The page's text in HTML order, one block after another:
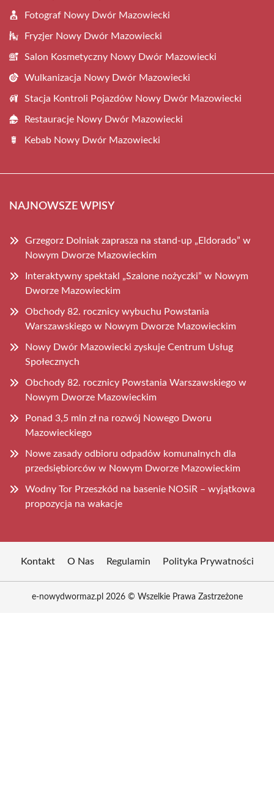
Fotograf Nowy Dwór Mazowiecki
Fryzjer Nowy Dwór Mazowiecki
Salon Kosmetyczny Nowy Dwór Mazowiecki
Wulkanizacja Nowy Dwór Mazowiecki
Stacja Kontroli Pojazdów Nowy Dwór Mazowiecki
Restauracje Nowy Dwór Mazowiecki
Kebab Nowy Dwór Mazowiecki
NAJNOWSZE WPISY
Grzegorz Dolniak zaprasza na stand-up „Eldorado” w
Nowym Dworze Mazowieckim
Interaktywny spektakl „Szalone nożyczki” w Nowym
Dworze Mazowieckim
Obchody 82. rocznicy wybuchu Powstania
Warszawskiego w Nowym Dworze Mazowieckim
Nowy Dwór Mazowiecki zyskuje Centrum Usług
Społecznych
Obchody 82. rocznicy Powstania Warszawskiego w
Nowym Dworze Mazowieckim
Ponad 3,5 mln zł na rozwój Nowego Dworu
Mazowieckiego
Nowe zasady odbioru odpadów komunalnych dla
przedsiębiorców w Nowym Dworze Mazowieckim
Wodny Tor Przeszkód na basenie NOSiR – wyjątkowa
propozycja na wakacje
Kontakt O Nas Regulamin Polityka Prywatności
e-nowydwormaz.pl 2026 © Wszelkie Prawa Zastrzeżone